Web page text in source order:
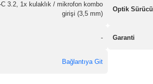
3.2, 1x kulaklık / mikrofon kombo
girişi (3,5 mm)
Optik Sürücü
- Garanti
Bağlantıya Git